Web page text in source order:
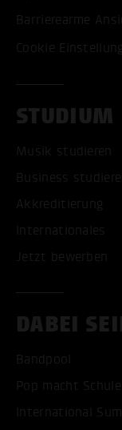
Barrierearme
Cookie
STUDIUM
Musik studieren
Business
Akkreditierung
Internationales
Jetzt bewerben
DABEI
Bandpool
Pop macht Schule
International